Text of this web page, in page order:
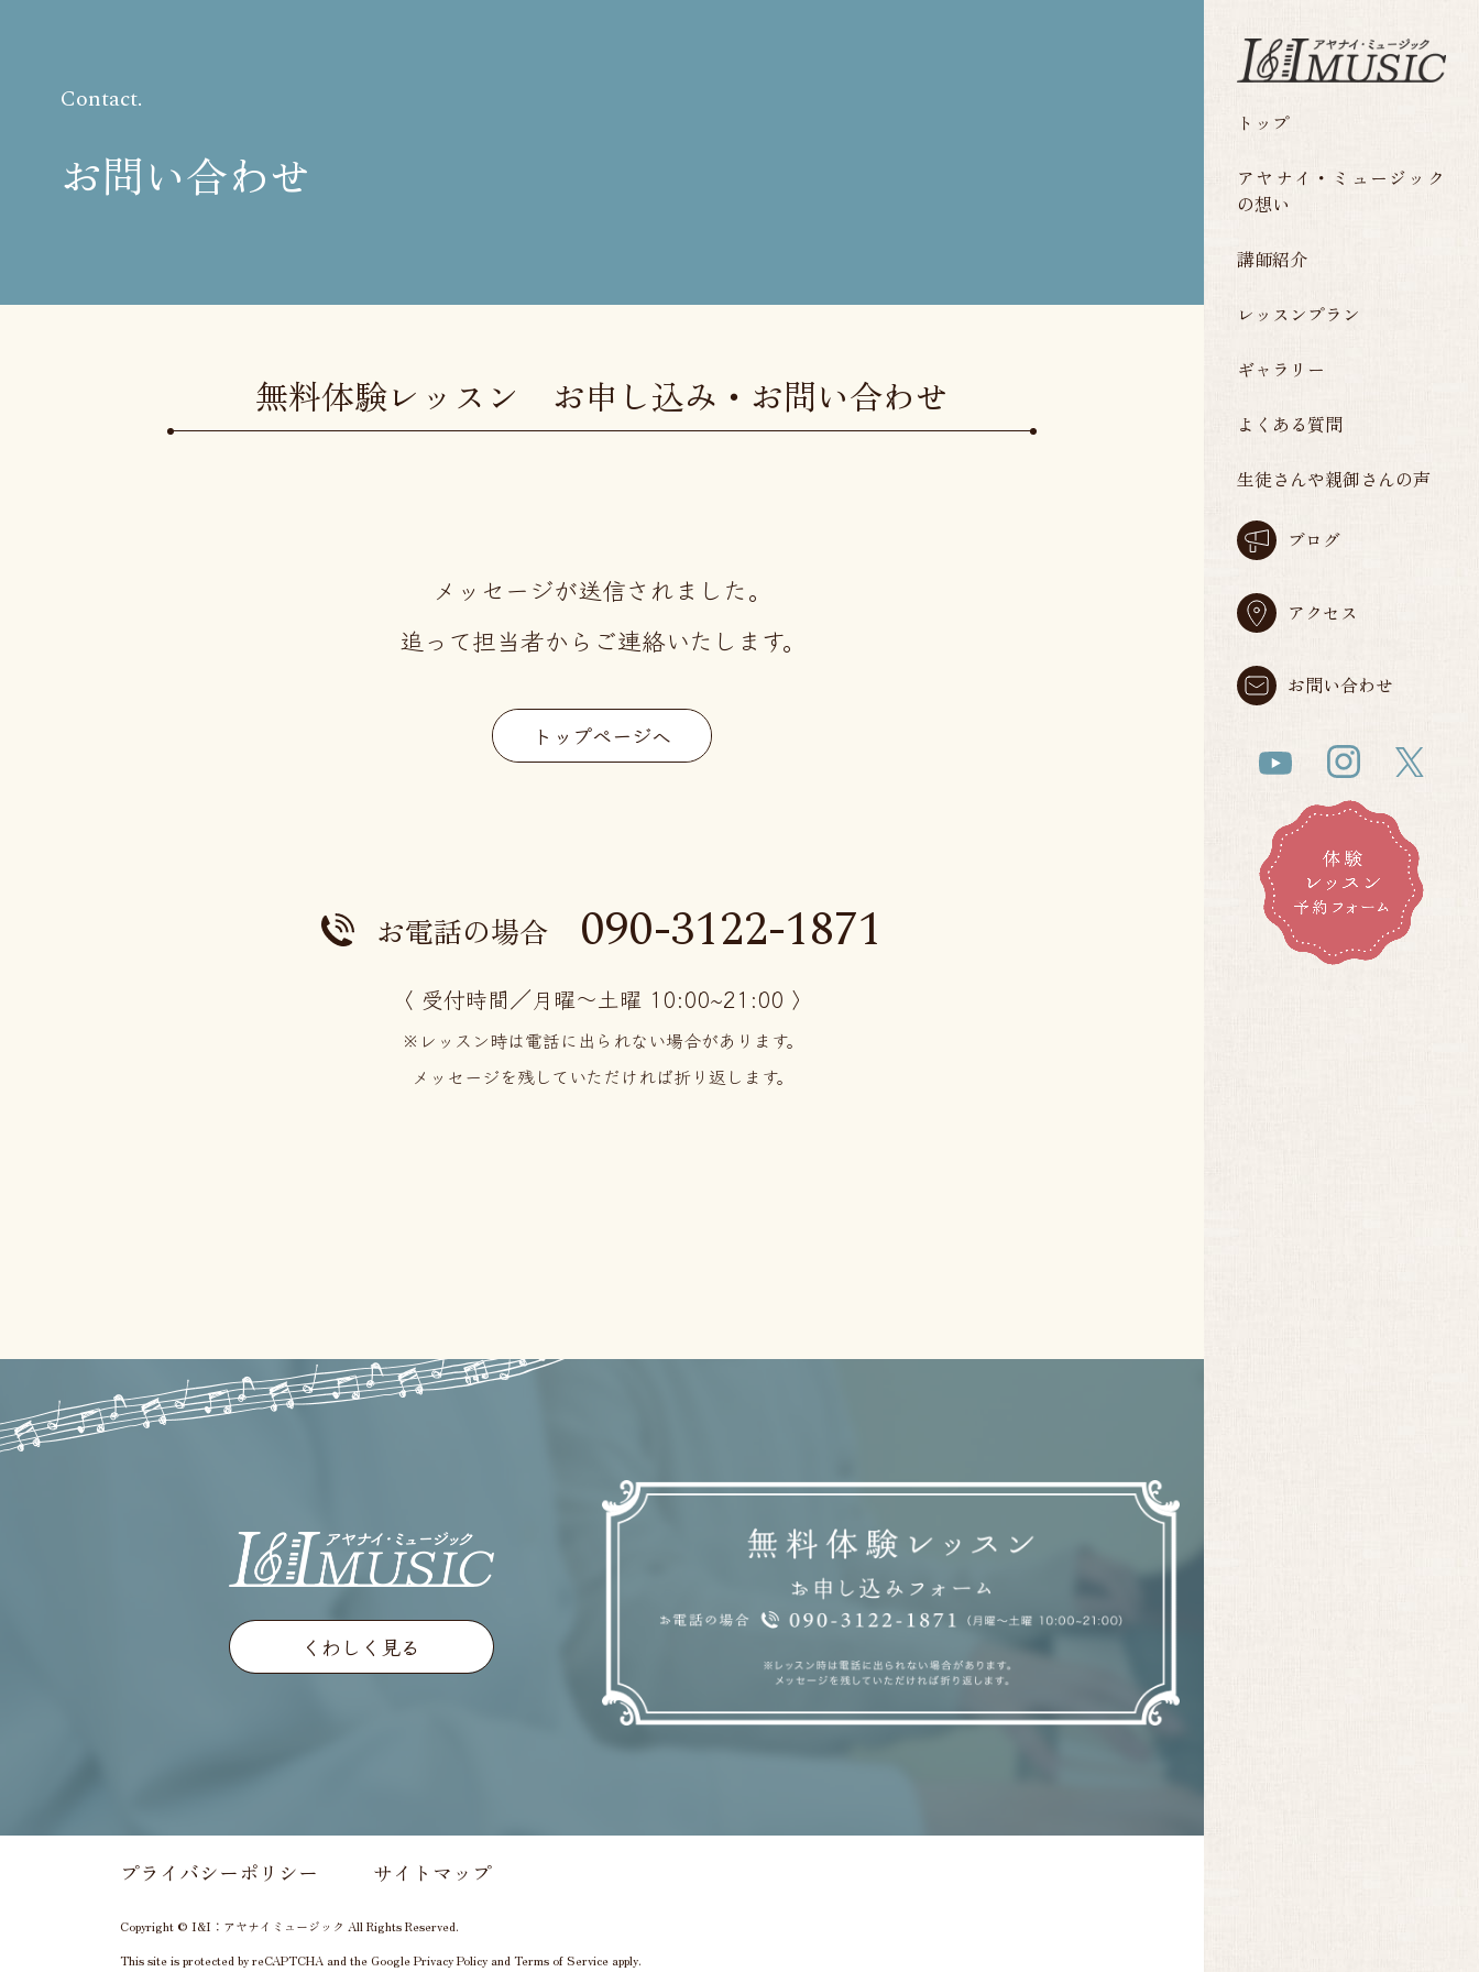
トップ
アヤナイ・ミュージック
の想い
講師紹介
レッスンプラン
ギャラリー
よくある質問
生徒さんや親御さんの声
ブログ
アクセス
お問い合わせ
Contact.
お問い合わせ
無料体験レッスン お申し込み・お問い合わせ
メッセージが送信されました。
追って担当者からご連絡いたします。
トップページへ
お電話の場合 090-3122-1871
〈 受付時間／月曜〜土曜 10:00~21:00 〉
※レッスン時は電話に出られない場合があります。
メッセージを残していただければ折り返します。
くわしく見る
プライバシーポリシー サイトマップ
Copyright © I&I：アヤナイミュージック All Rights Reserved.
This site is protected by reCAPTCHA and the GooglePrivacy Policy andTerms of Service apply.